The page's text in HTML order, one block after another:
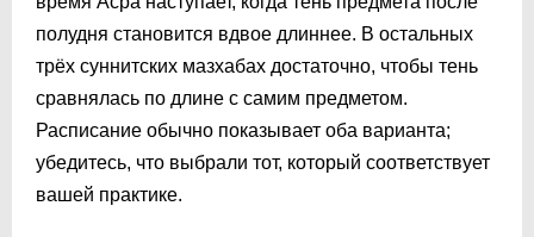
полудня становится вдвое длиннее. В остальных
трёх суннитских мазхабах достаточно, чтобы тень
сравнялась по длине с самим предметом.
Расписание обычно показывает оба варианта;
убедитесь, что выбрали тот, который соответствует
вашей практике.